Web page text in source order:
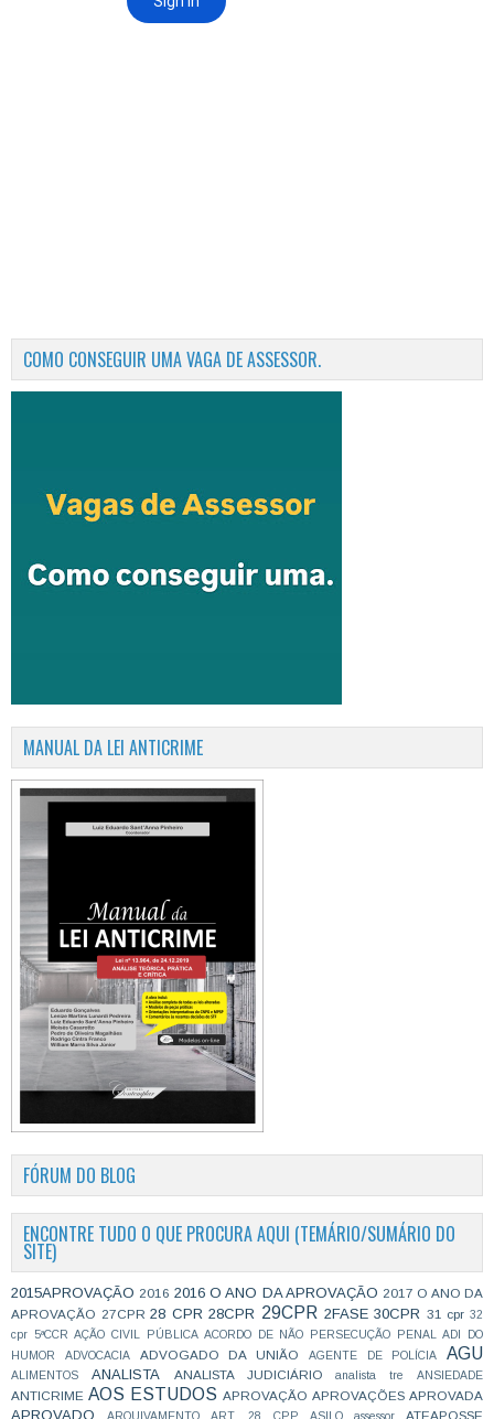
COMO CONSEGUIR UMA VAGA DE ASSESSOR.
MANUAL DA LEI ANTICRIME
FÓRUM DO BLOG
ENCONTRE TUDO O QUE PROCURA AQUI (TEMÁRIO/SUMÁRIO DO
SITE)
2015APROVAÇÃO 2016 2016 O ANO DA APROVAÇÃO 2017 O ANO DA
APROVAÇÃO 27CPR 28 CPR 28CPR 29CPR 2FASE 30CPR 31 cpr 32
cpr
5ªCCR AÇÃO CIVIL PÚBLICA ACORDO DE NÃO PERSECUÇÃO PENAL
ADI DO
HUMOR
ADVOCACIA ADVOGADO DA UNIÃO AGENTE DE POLÍCIA AGU
ALIMENTOS ANALISTA ANALISTA JUDICIÁRIO analista tre ANSIEDADE
ANTICRIME AOS ESTUDOS APROVAÇÃO APROVAÇÕES APROVADA
APROVADO ARQUIVAMENTO ART. 28 CPP ASILO assessor ATEAPOSSE